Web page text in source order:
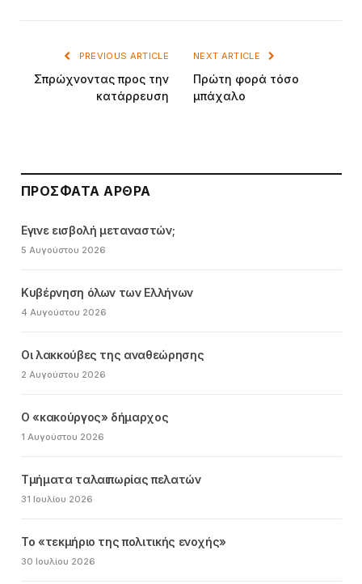
PREVIOUS ARTICLE
Σπρώχνοντας προς την
κατάρρευση
NEXT ARTICLE
Πρώτη φορά τόσο
μπάχαλο
ΠΡΌΣΦΑΤΑ ΆΡΘΡΑ
Εγινε εισβολή μεταναστών;
5 Αυγούστου 2026
Κυβέρνηση όλων των Ελλήνων
4 Αυγούστου 2026
Οι λακκούβες της αναθεώρησης
2 Αυγούστου 2026
Ο «κακούργος» δήμαρχος
1 Αυγούστου 2026
Τμήματα ταλαιπωρίας πελατών
31 Ιουλίου 2026
Το «τεκμήριο της πολιτικής ενοχής»
30 Ιουλίου 2026